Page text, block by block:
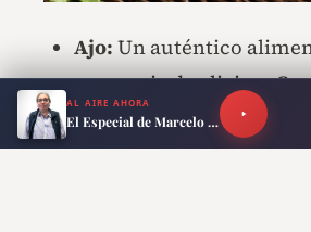
Ajo: Un auténtico
presencia de alicina.
funciona como un
AL AIRE AHORA
El Especial de Marcelo Neira